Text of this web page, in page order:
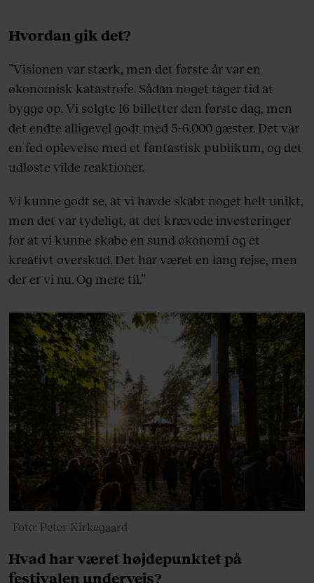
Hvordan gik det?
”Visionen var stærk, men det første år var en
økonomisk katastrofe. Sådan noget tager tid at
bygge op. Vi solgte 16 billetter den første dag, men
det endte alligevel godt med 5-6.000 gæster. Det var
en fed oplevelse med et fantastisk publikum, og det
udløste vilde reaktioner.
Vi kunne godt se, at vi havde skabt noget helt unikt,
men det var tydeligt, at det krævede investeringer
for at vi kunne skabe en sund økonomi og et
kreativt overskud. Det har været en lang rejse, men
der er vi nu. Og mere til.”
Foto: Peter Kirkegaard
Hvad har været højdepunktet på
festivalen undervejs?